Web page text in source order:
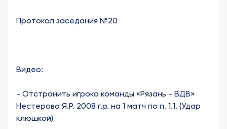
Протокол заседания №20
Видео:
- Отстранить игрока команды «Рязань - ВДВ»
Нестерова Я.Р. 2008 г.р. на 1 матч по п. 1.1. (Удар
клюшкой)